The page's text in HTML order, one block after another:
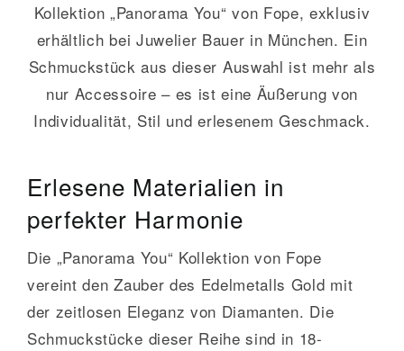
Kollektion „Panorama You“ von Fope, exklusiv
erhältlich bei Juwelier Bauer in München. Ein
Schmuckstück aus dieser Auswahl ist mehr als
nur Accessoire – es ist eine Äußerung von
Individualität, Stil und erlesenem Geschmack.
Erlesene Materialien in
perfekter Harmonie
Die „Panorama You“ Kollektion von Fope
vereint den Zauber des Edelmetalls Gold mit
der zeitlosen Eleganz von Diamanten. Die
Schmuckstücke dieser Reihe sind in 18-